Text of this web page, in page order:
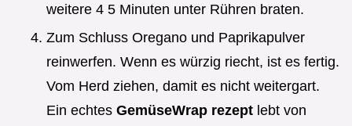
weitere 4 5 Minuten unter Rühren braten.
Zum Schluss Oregano und Paprikapulver
reinwerfen. Wenn es würzig riecht, ist es fertig.
Vom Herd ziehen, damit es nicht weitergart.
Ein echtes GemüseWrap rezept lebt von